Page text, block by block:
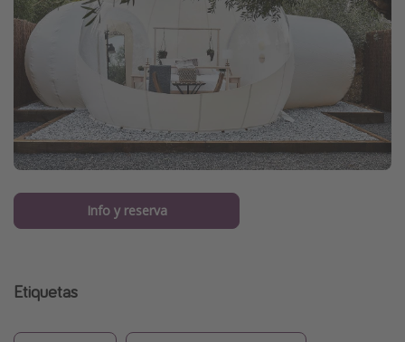
Info y reserva
Etiquetas